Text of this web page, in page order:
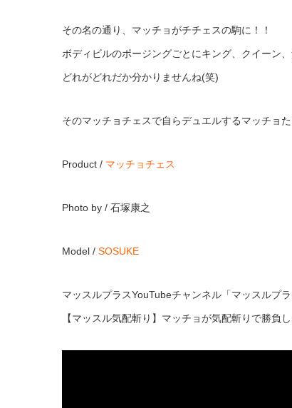
その名の通り、マッチョがチチェスの駒に！！
ボディビルのポージングごとにキング、クイーン
どれがどれだか分かりませんね(笑)
そのマッチョチェスで自らデュエルするマッチョ
Product / マッチョチェス
Photo by / 石塚康之
Model / SOSUKE
マッスルプラスYouTubeチャンネル「マッスルプ
【マッスル気配斬り】マッチョが気配斬りで勝負